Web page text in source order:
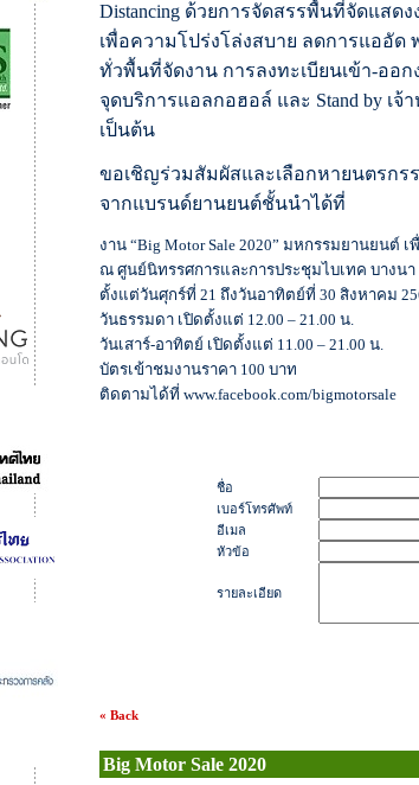
Distancing ด้วยการจัดสรรพื้นที่จัดแสด
เพื่อความโปร่งโล่งสบาย ลดการแออัด
ทั่วพื้นที่จัดงาน การลงทะเบียนเข้า-ออ
จุดบริการแอลกอฮอล์ และ Stand by เ
เป็นต้น
ขอเชิญร่วมสัมผัสและเลือกหายนตรก
จากแบรนด์ยานยนต์ชั้นนำได้ที่
งาน “Big Motor Sale 2020” มหกรรมยานยนต์
ณ ศูนย์นิทรรศการและการประชุมไบเทค บางนา
ตั้งแต่วันศุกร์ที่ 21 ถึงวันอาทิตย์ที่ 30 สิงหาคม
วันธรรมดา เปิดตั้งแต่ 12.00 – 21.00 น.
วันเสาร์-อาทิตย์ เปิดตั้งแต่ 11.00 – 21.00 น.
บัตรเข้าชมงานราคา 100 บาท
ติดตามได้ที่ www.facebook.com/bigmotorsale
ชื่อ
เบอร์โทรศัพท์
อีเมล
หัวข้อ
รายละเอียด
« Back
Big Motor Sale 2020